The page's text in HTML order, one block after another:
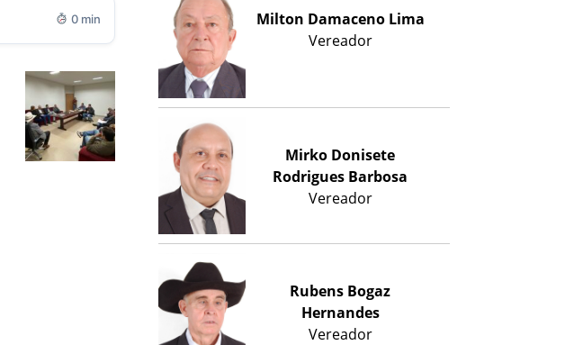
0 min
Milton Damaceno Lima
Vereador
Mirko Donisete
Rodrigues Barbosa
Vereador
Rubens Bogaz
Hernandes
Vereador